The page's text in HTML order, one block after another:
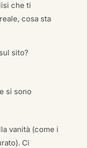
che ti
cosa sta
sito?
si sono
vanità (come i
Ci